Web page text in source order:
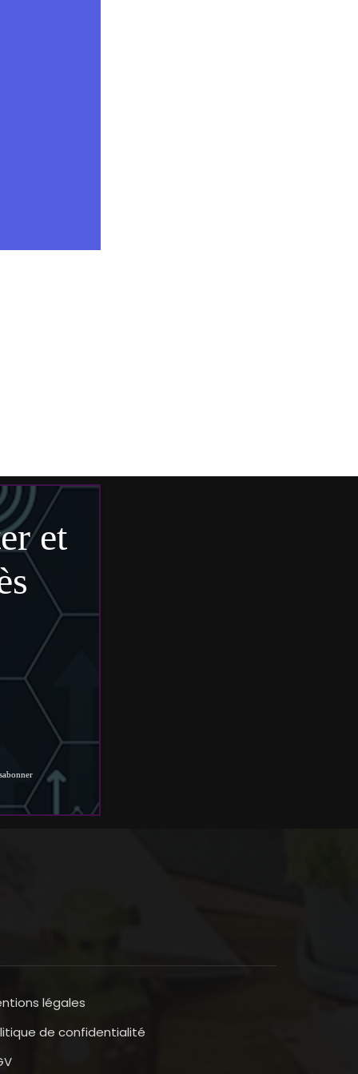
légales
de confidentialité